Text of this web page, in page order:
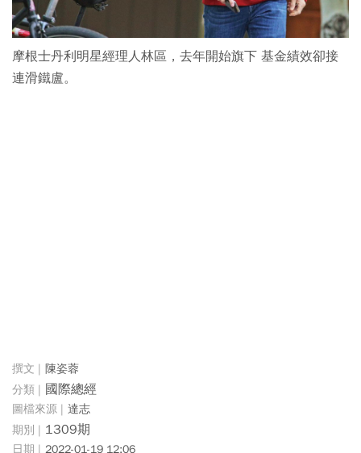
摩根士丹利明星經理人林區，去年開始旗下 基金績效卻接
連滑鐵盧。
陳姿蓉
國際總經
達志
1309期
2022-01-19 12:06